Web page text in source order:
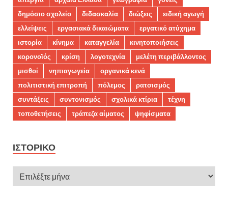
δημόσιο σχολείο
διδασκαλία διώξεις
ειδική αγωγή
ελλείψεις
εργασιακά δικαιώματα
εργατικό ατύχημα
ιστορία
κίνημα καταγγελία
κινητοποιήσεις
κορονοϊός
κρίση λογοτεχνία
μελέτη περιβάλλοντος
μισθοί
νηπιαγωγεία
οργανικά κενά
πολιτιστική επιτροπή
πόλεμος
ρατσισμός
συντάξεις
συντονισμός σχολικά κτίρια
τέχνη
τοποθετήσεις
τράπεζα αίματος ψηφίσματα
ΙΣΤΟΡΙΚΌ